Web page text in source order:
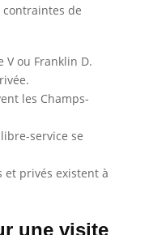
de
V ou Franklin D.
les Champs-
service se
et privés existent à
une visite